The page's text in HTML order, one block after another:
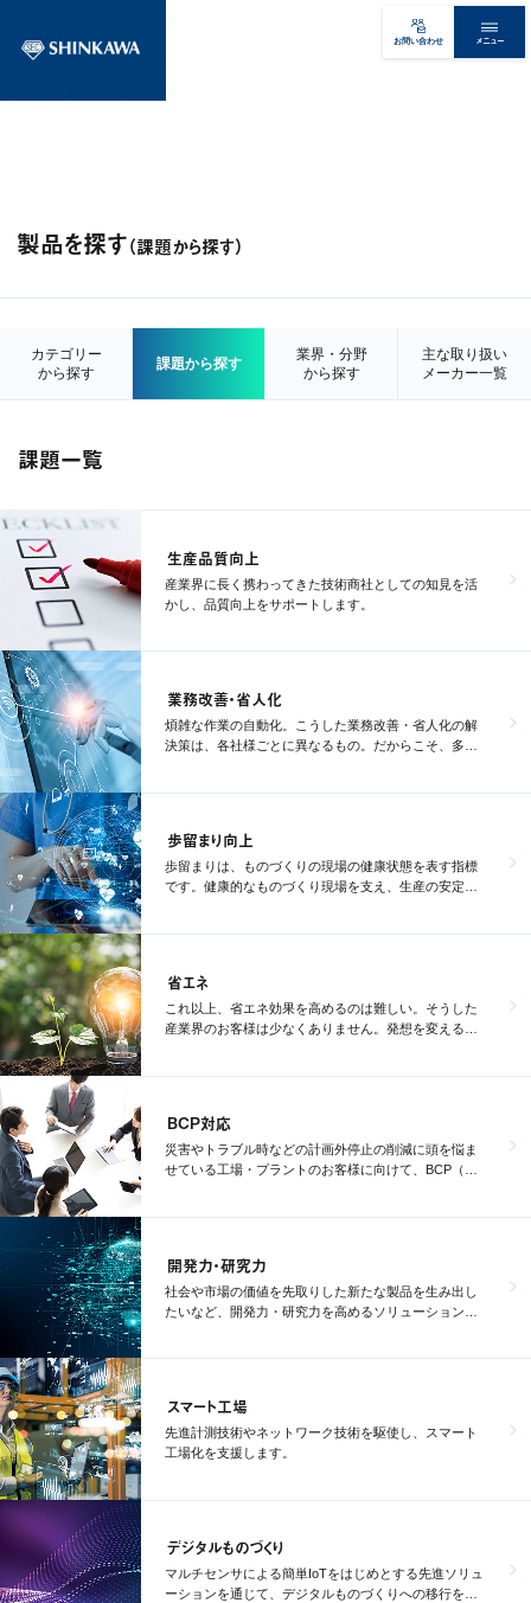
お問い合わせ メニュー
製品を探す（課題から探す）
カテゴリー
から探す
課題から探す
業界・分野
から探す
主な取り扱い
メーカー一覧
課題一覧
生産品質向上
産業界に長く携わってきた技術商社としての知見を活
かし、品質向上をサポートします。
業務改善・省人化
煩雑な作業の自動化。こうした業務改善・省人化の解
決策は、各社様ごとに異なるもの。だからこそ、多彩
歩留まり向上
歩留まりは、ものづくりの現場の健康状態を表す指標
です。健康的なものづくり現場を支え、生産の安定化
省エネ
これ以上、省エネ効果を高めるのは難しい。そうした
産業界のお客様は少なくありません。発想を変えるこ
BCP対応
災害やトラブル時などの計画外停止の削減に頭を悩ま
せている工場・プラントのお客様に向けて、BCP（事
開発力・研究力
社会や市場の価値を先取りした新たな製品を生み出し
たいなど、開発力・研究力を高めるソリューションを
スマート工場
先進計測技術やネットワーク技術を駆使し、スマート
工場化を支援します。
デジタルものづくり
マルチセンサによる簡単IoTをはじめとする先進ソリュ
ーションを通じて、デジタルものづくりへの移行を支